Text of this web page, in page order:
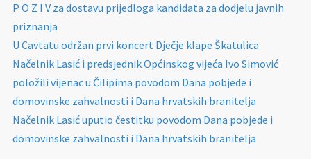
P O Z I V za dostavu prijedloga kandidata za dodjelu javnih
priznanja
U Cavtatu održan prvi koncert Dječje klape Škatulica
Načelnik Lasić i predsjednik Općinskog vijeća Ivo Simović
položili vijenac u Čilipima povodom Dana pobjede i
domovinske zahvalnosti i Dana hrvatskih branitelja
Načelnik Lasić uputio čestitku povodom Dana pobjede i
domovinske zahvalnosti i Dana hrvatskih branitelja